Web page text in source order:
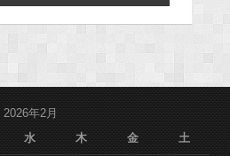
2026年2月
水 木 金 土